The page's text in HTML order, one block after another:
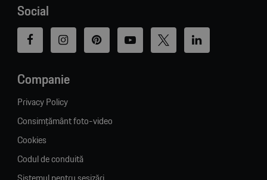
Social
Companie
Privacy Policy
Consimțământ foto-video
Cookies
Codul de conduită